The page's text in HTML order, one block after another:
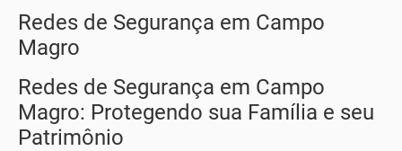
Redes de Segurança em Campo
Magro
Redes de Segurança em Campo
Magro: Protegendo sua Família e seu
Patrimônio